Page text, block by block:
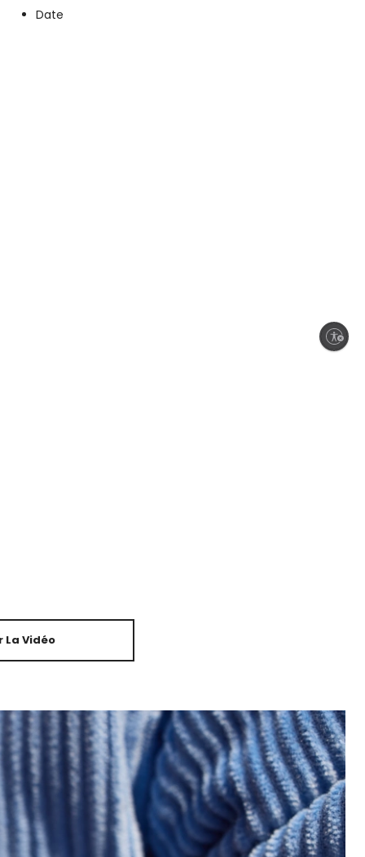
Date
La Vidéo